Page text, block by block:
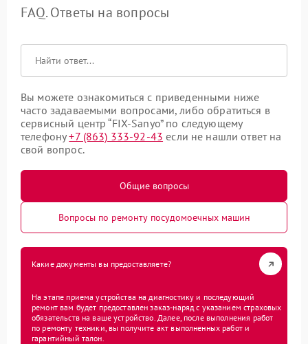
FAQ. Ответы на вопросы
Вы можете ознакомиться с приведенными ниже
часто задаваемыми вопросами, либо обратиться в
сервисный центр “FIX-Sanyo” по следующему
телефону+7 (863) 333-92-43 если не нашли ответ на
свой вопрос.
Общие вопросы
Вопросы по ремонту посудомоечных машин
Какие документы вы предоставляете?
На этапе приема устройства на диагностику и последующий
ремонт вам будет предоставлен заказ-наряд с указанием страховых
обязательств на ваше устройство. Далее, после выполнения работ
по ремонту техники, вы получите акт выполненных работ и
гарантийный талон.